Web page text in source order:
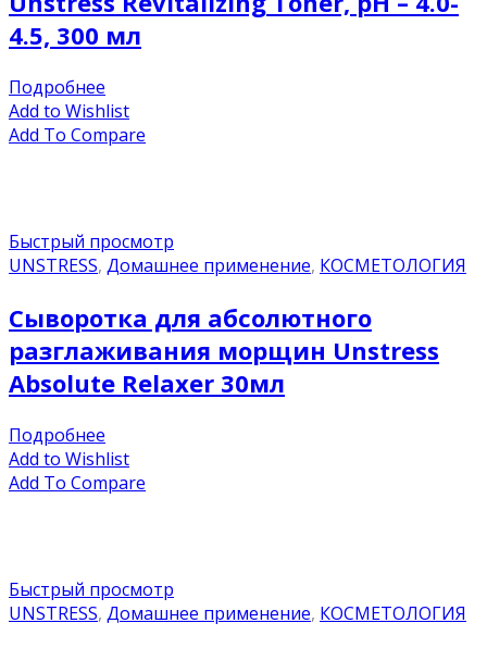
4.5, 300 мл
Подробнее
Add to Wishlist
Add To Compare
Быстрый просмотр
UNSTRESS, Домашнее применение, КОСМЕТОЛОГИЯ
Сыворотка для абсолютного
разглаживания морщин Unstress
Absolute Relaxer 30мл
Подробнее
Add to Wishlist
Add To Compare
Быстрый просмотр
UNSTRESS, Домашнее применение, КОСМЕТОЛОГИЯ